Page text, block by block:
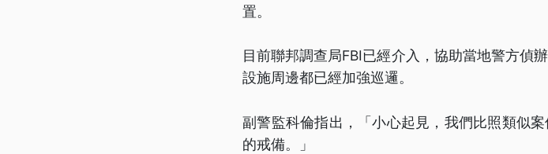
置。
目前聯邦調查局FBI已經介入，協助當地警方偵
設施周邊都已經加強巡邏。
副警監科倫指出，「小心起見，我們比照類似
的戒備。」